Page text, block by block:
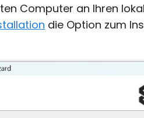
Computer an Ihren
die Option zum